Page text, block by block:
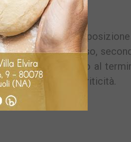
Flegrei. La
sismico in corso,
siti arriverà solo al
l’assenza di criticità.